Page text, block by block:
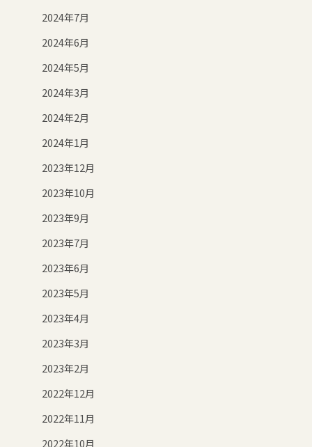
2024年7月
2024年6月
2024年5月
2024年3月
2024年2月
2024年1月
2023年12月
2023年10月
2023年9月
2023年7月
2023年6月
2023年5月
2023年4月
2023年3月
2023年2月
2022年12月
2022年11月
2022年10月